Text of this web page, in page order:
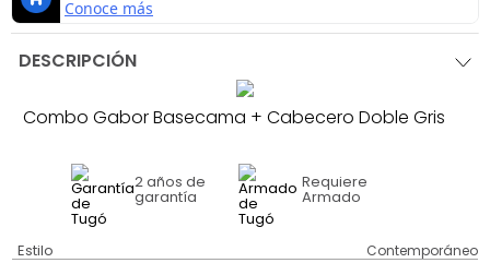
DESCRIPCIÓN
Combo Gabor Basecama + Cabecero Doble Gris
2 años de
garantía
Requiere
Armado
Estilo Contemporáneo